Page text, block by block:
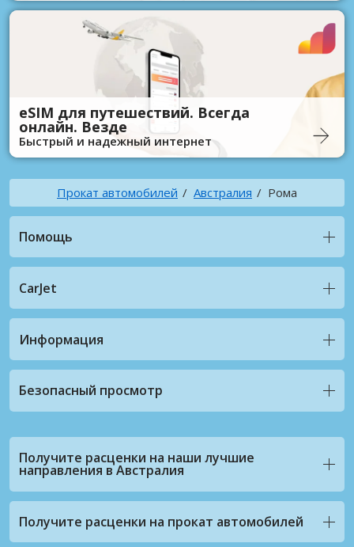
eSIM для путешествий. Всегда
онлайн. Везде
Быстрый и надежный интернет
Прокат автомобилей Австралия Рома
Помощь
CarJet
Информация
Безопасный просмотр
Получите расценки на наши лучшие
направления в Австралия
Получите расценки на прокат автомобилей